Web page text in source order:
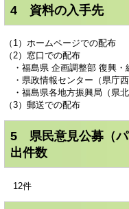
4 資料の入手先
（1）ホームページでの配布
（2）窓口での配布
・福島県 企画調整部 復興・
・県政情報センター（県庁西
・福島県各地方振興局（県
（3）郵送での配布
5 県民意見公募（
出件数
12件